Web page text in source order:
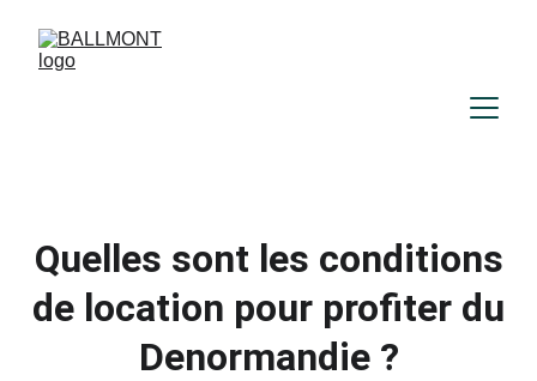
Quelles sont les conditions
de location pour profiter du
Denormandie ?